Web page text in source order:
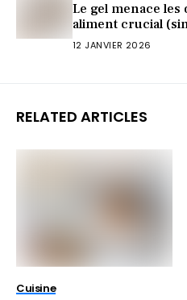
Le gel menace
aliment crucial
12 JANVIER 2026
RELATED ARTICLES
Cuisine